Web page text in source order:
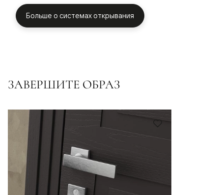
Больше о системах открывания
ЗАВЕРШИТЕ ОБРАЗ